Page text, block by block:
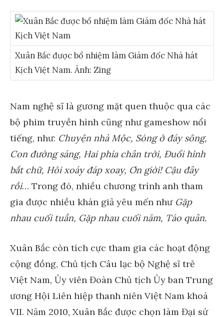
Xuân Bắc được bổ nhiệm làm Giám đốc Nhà hát
Kịch Việt Nam. Ảnh: Zing
Nam nghệ sĩ là gương mặt quen thuộc qua các
bộ phim truyền hình cũng như gameshow nổi
tiếng, như: Chuyện nhà Mộc, Sóng ở đáy sông,
Con đường sáng, Hai phía chân trời, Đuổi hình
bắt chữ, Hỏi xoáy đáp xoay, Ơn giời! Cậu đây
rồi… Trong đó, nhiều chương trình anh tham
gia được nhiều khán giả yêu mến như Gặp
nhau cuối tuần, Gặp nhau cuối năm, Táo quân.
Xuân Bắc còn tích cực tham gia các hoạt động
cộng đồng, Chủ tịch Câu lạc bộ Nghệ sĩ trẻ
Việt Nam, Ủy viên Đoàn Chủ tịch Ủy ban Trung
ương Hội Liên hiệp thanh niên Việt Nam khoá
VII. Năm 2010, Xuân Bắc được chọn làm Đại sứ